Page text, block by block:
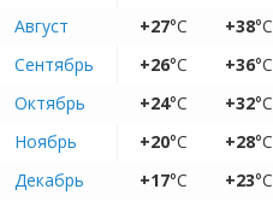
Август
+27°C +38°C
Сентябрь
+26°C +36°C
Октябрь
+24°C +32°C
Ноябрь
+20°C +28°C
Декабрь
+17°C +23°C